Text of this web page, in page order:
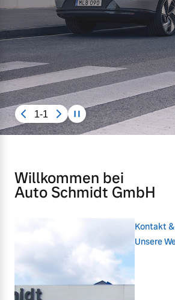
Volvo
Gebrauchtwagen
Aktuelle Zubehörangebote
Zubehörkatalog
Aktuelle Serviceangebote
Service by Volvo
Unser Team
Unsere News & Events
1-1
Willkommen bei
Auto Schmidt GmbH
Kontakt
Unsere